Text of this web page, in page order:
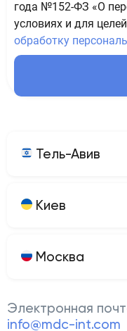
года №152-ФЗ «О
условиях и для
обработку
Тель-Авив
Киев
Москва
Электронная
info@mdc-int.com